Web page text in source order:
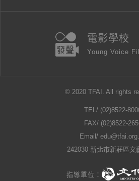
電影學校
Young Voice
© 2020 TFAI. All rights
TEL/ (02)8522-
FAX/ (02)8522-
Email/
242030 新北市新莊區文
指導單位：